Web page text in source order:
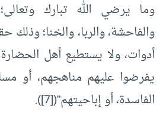
وما يرضي الله تبارك
والفاحشة، والربا، والخنا؛ وذلك
أدوات، ولا يستطيع أهل الحضارة
يفرضوا عليهم مناهجهم، أو
الفاسدة، أو إباحيتهم”([7]
).